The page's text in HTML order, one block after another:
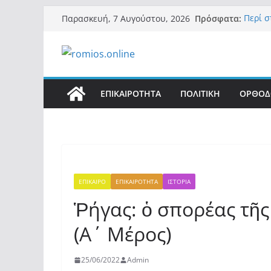
Μετάβαση
περιεχόμενο
Παρασκευή, 7 Αυγούστου, 2026 Πρόσφατα: Περί
ΕΠΙΚΑΙΡΟΤΗΤΑ ΠΟΛΙΤΙΚΗ
ΕΠΙΚΑΙΡΟ ΕΠΙΚΑΙΡΟΤΗΤΑ ΙΣΤΟΡΙΑ
Ῥήγας: ὁ σπορέας
(Α΄ Μέρος)
25/06/2022 Admin